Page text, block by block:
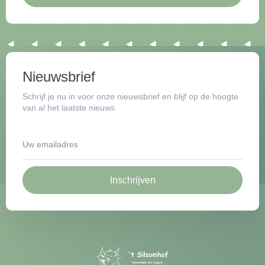
Nieuwsbrief
Schrijf je nu in voor onze nieuwsbrief en blijf op de hoogte
van al het laatste nieuws
Inschrijven